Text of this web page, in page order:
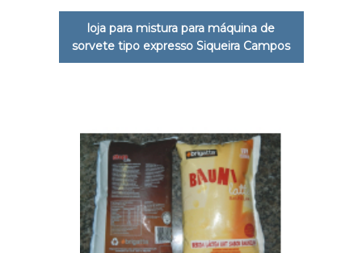
loja para mistura para máquina de
sorvete tipo expresso Siqueira Campos